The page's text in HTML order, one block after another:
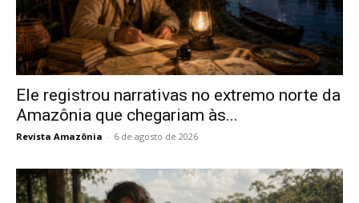
Ele registrou narrativas no extremo norte da
Amazônia que chegariam às...
Revista Amazônia - 6 de agosto de 2026